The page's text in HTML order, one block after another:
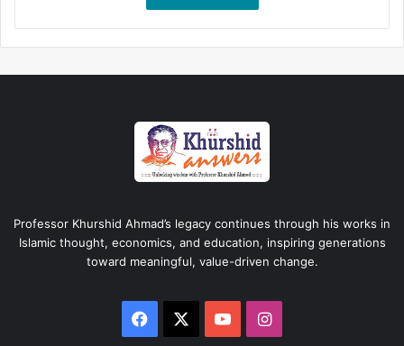
Professor Khurshid Ahmad’s legacy continues through his works in
Islamic thought, economics, and education, inspiring generations
toward meaningful, value-driven change.
Facebook YouTubeInstagram